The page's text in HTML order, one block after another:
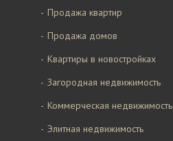
Продажа квартир
Продажа домов
Квартиры в новостройках
Загородная недвижимость
Коммерческая недвижимость
Элитная недвижимость